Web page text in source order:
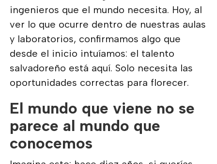
ingenieros que el mundo necesita. Hoy, al
ver lo que ocurre dentro de nuestras aulas
y laboratorios, confirmamos algo que
desde el inicio intuíamos: el talento
salvadoreño está aquí. Solo necesita las
oportunidades correctas para florecer.
El mundo que viene no se
parece al mundo que
conocemos